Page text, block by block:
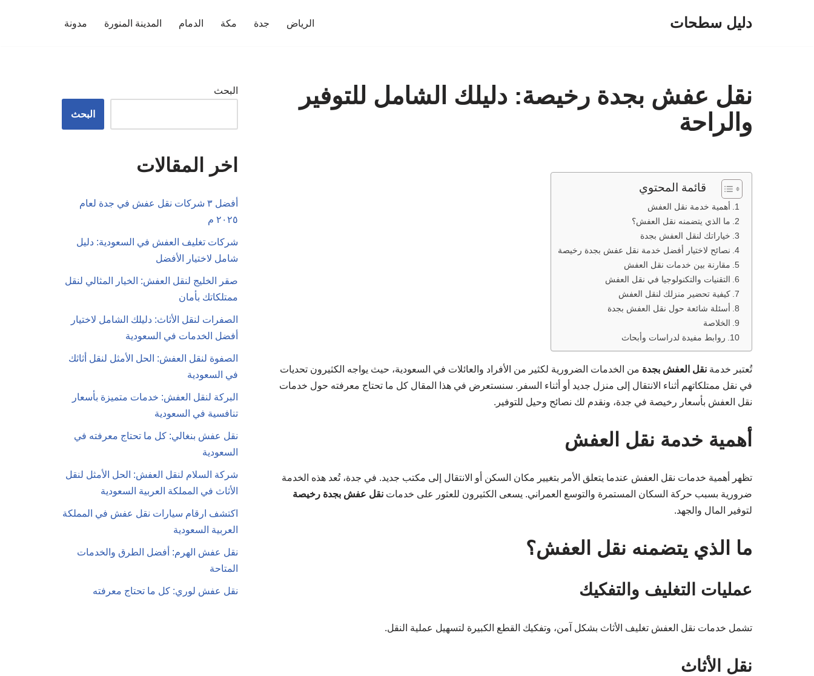
دليل سطحات الرياض جدة مكة الدمام المدينة المنورة مدونة
نقل عفش بجدة رخيصة: دليلك الشامل للتوفير
والراحة
قائمة المحتوي
أهمية خدمة نقل العفش
ما الذي يتضمنه نقل العفش؟
خياراتك لنقل العفش بجدة
نصائح لاختيار أفضل خدمة نقل عفش بجدة رخيصة
مقارنة بين خدمات نقل العفش
التقنيات والتكنولوجيا في نقل العفش
كيفية تحضير منزلك لنقل العفش
أسئلة شائعة حول نقل العفش بجدة
الخلاصة
روابط مفيدة لدراسات وأبحاث
تُعتبر خدمة نقل العفش بجدة من الخدمات الضرورية لكثير من الأفراد والعائلات في السعودية، حيث يواجه الكثيرون تحديات
في نقل ممتلكاتهم أثناء الانتقال إلى منزل جديد أو أثناء السفر. سنستعرض في هذا المقال كل ما تحتاج معرفته حول خدمات
نقل العفش بأسعار رخيصة في جدة، ونقدم لك نصائح وحيل للتوفير.
أهمية خدمة نقل العفش
تظهر أهمية خدمات نقل العفش عندما يتعلق الأمر بتغيير مكان السكن أو الانتقال إلى مكتب جديد. في جدة، تُعد هذه الخدمة
ضرورية بسبب حركة السكان المستمرة والتوسع العمراني. يسعى الكثيرون للعثور على خدمات نقل عفش بجدة رخيصة
لتوفير المال والجهد.
ما الذي يتضمنه نقل العفش؟
عمليات التغليف والتفكيك
تشمل خدمات نقل العفش تغليف الأثاث بشكل آمن، وتفكيك القطع الكبيرة لتسهيل عملية النقل.
نقل الأثاث
البحث
البحث
اخر المقالات
أفضل ٣ شركات نقل عفش في جدة لعام
٢٠٢٥ م
شركات تغليف العفش في السعودية: دليل
شامل لاختيار الأفضل
صقر الخليج لنقل العفش: الخيار المثالي لنقل
ممتلكاتك بأمان
الصفرات لنقل الأثاث: دليلك الشامل لاختيار
أفضل الخدمات في السعودية
الصفوة لنقل العفش: الحل الأمثل لنقل أثاثك
في السعودية
البركة لنقل العفش: خدمات متميزة بأسعار
تنافسية في السعودية
نقل عفش بنغالي: كل ما تحتاج معرفته في
السعودية
شركة السلام لنقل العفش: الحل الأمثل لنقل
الأثاث في المملكة العربية السعودية
اكتشف ارقام سيارات نقل عفش في المملكة
العربية السعودية
نقل عفش الهرم: أفضل الطرق والخدمات
المتاحة
نقل عفش لوري: كل ما تحتاج معرفته